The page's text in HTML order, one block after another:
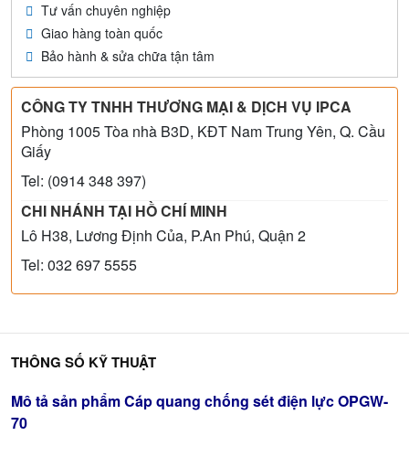
Tư vấn chuyên nghiệp
Giao hàng toàn quốc
Bảo hành & sửa chữa tận tâm
CÔNG TY TNHH THƯƠNG MẠI & DỊCH VỤ IPCA
Phòng 1005 Tòa nhà B3D, KĐT Nam Trung Yên, Q. Cầu
Giấy
Tel: (0914 348 397)
CHI NHÁNH TẠI HỒ CHÍ MINH
Lô H38, Lương Định Của, P.An Phú, Quận 2
Tel: 032 697 5555
Mô tả sản phẩm Cáp quang chống sét điện lực OPGW-
70
THÔNG SỐ KỸ THUẬT